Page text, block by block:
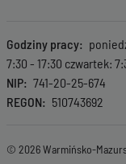
Godziny pracy
7:30 - 17:30 czwartek:
NIP
741-20-25-674
REGON
510743692
© 2026 Warmińsko-